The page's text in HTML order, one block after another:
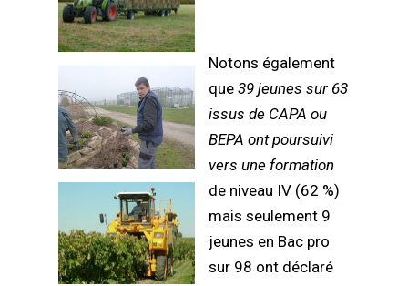
Notons également
que 39 jeunes sur 63
issus de CAPA ou
BEPA ont poursuivi
vers une formation
de niveau IV (62 %)
mais seulement 9
jeunes en Bac pro
sur 98 ont déclaré